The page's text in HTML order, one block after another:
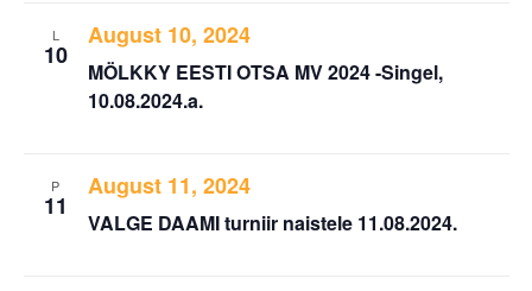
L
10
August 10, 2024
MÖLKKY EESTI OTSA MV 2024 -Singel,
10.08.2024.a.
P
11
August 11, 2024
VALGE DAAMI turniir naistele 11.08.2024.